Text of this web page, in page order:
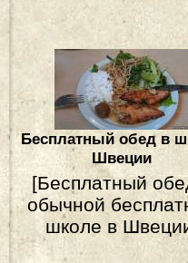
Бесплатный обед в
Швеции
[Бесплатный
обычной
школе в